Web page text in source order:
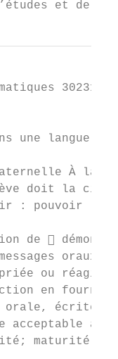
et de
une
À la
doit la
: pouvoir :
de 
oraux
ou
en
écrite
acceptable à
maturité;